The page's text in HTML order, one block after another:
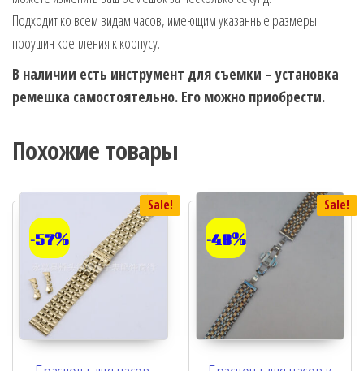
Подходит ко всем видам часов, имеющим указанные размеры
проушин крепления к корпусу.
В наличии есть инструмент для съемки – установка
ремешка самостоятельно. Его можно приобрести.
Похожие товары
Sale!
-57%
Sale!
-48%